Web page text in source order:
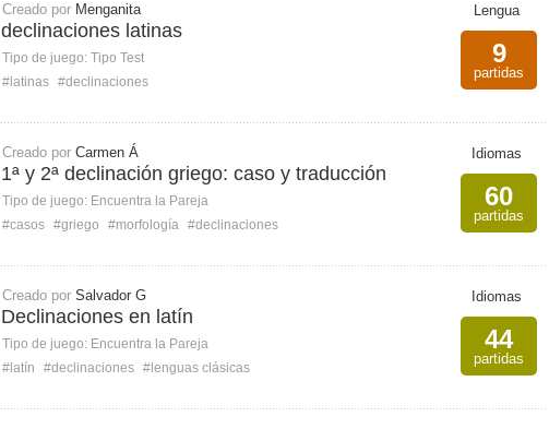
Creado por Menganita
declinaciones latinas
Tipo de juego: Tipo Test
#latinas #declinaciones
Lengua
9
partidas
Creado por Carmen Á
1ª y 2ª declinación griego: caso y traducción
Tipo de juego: Encuentra la Pareja
#casos #griego #morfología #declinaciones
Idiomas
60
partidas
Creado por Salvador G
Declinaciones en latín
Tipo de juego: Encuentra la Pareja
#latín
#declinaciones #lenguas clásicas
Idiomas
44
partidas